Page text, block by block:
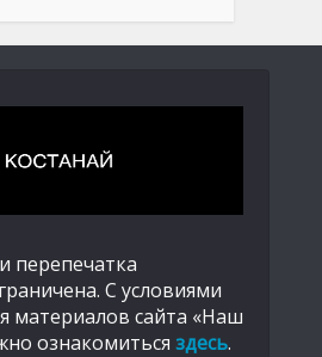
перепечатка
С условиями
материалов сайта «Наш
ознакомиться здесь.